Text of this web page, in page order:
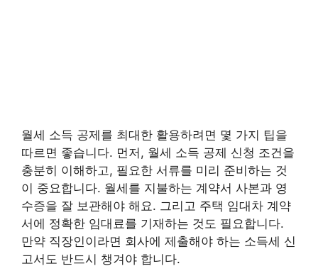
월세 소득 공제를 최대한 활용하려면 몇 가지 팁을
따르면 좋습니다. 먼저, 월세 소득 공제 신청 조건을
충분히 이해하고, 필요한 서류를 미리 준비하는 것
이 중요합니다. 월세를 지불하는 계약서 사본과 영
수증을 잘 보관해야 해요. 그리고 주택 임대차 계약
서에 정확한 임대료를 기재하는 것도 필요합니다.
만약 직장인이라면 회사에 제출해야 하는 소득세 신
고서도 반드시 챙겨야 합니다.